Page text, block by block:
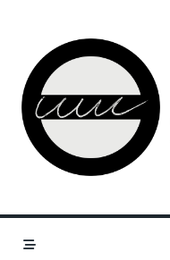
content